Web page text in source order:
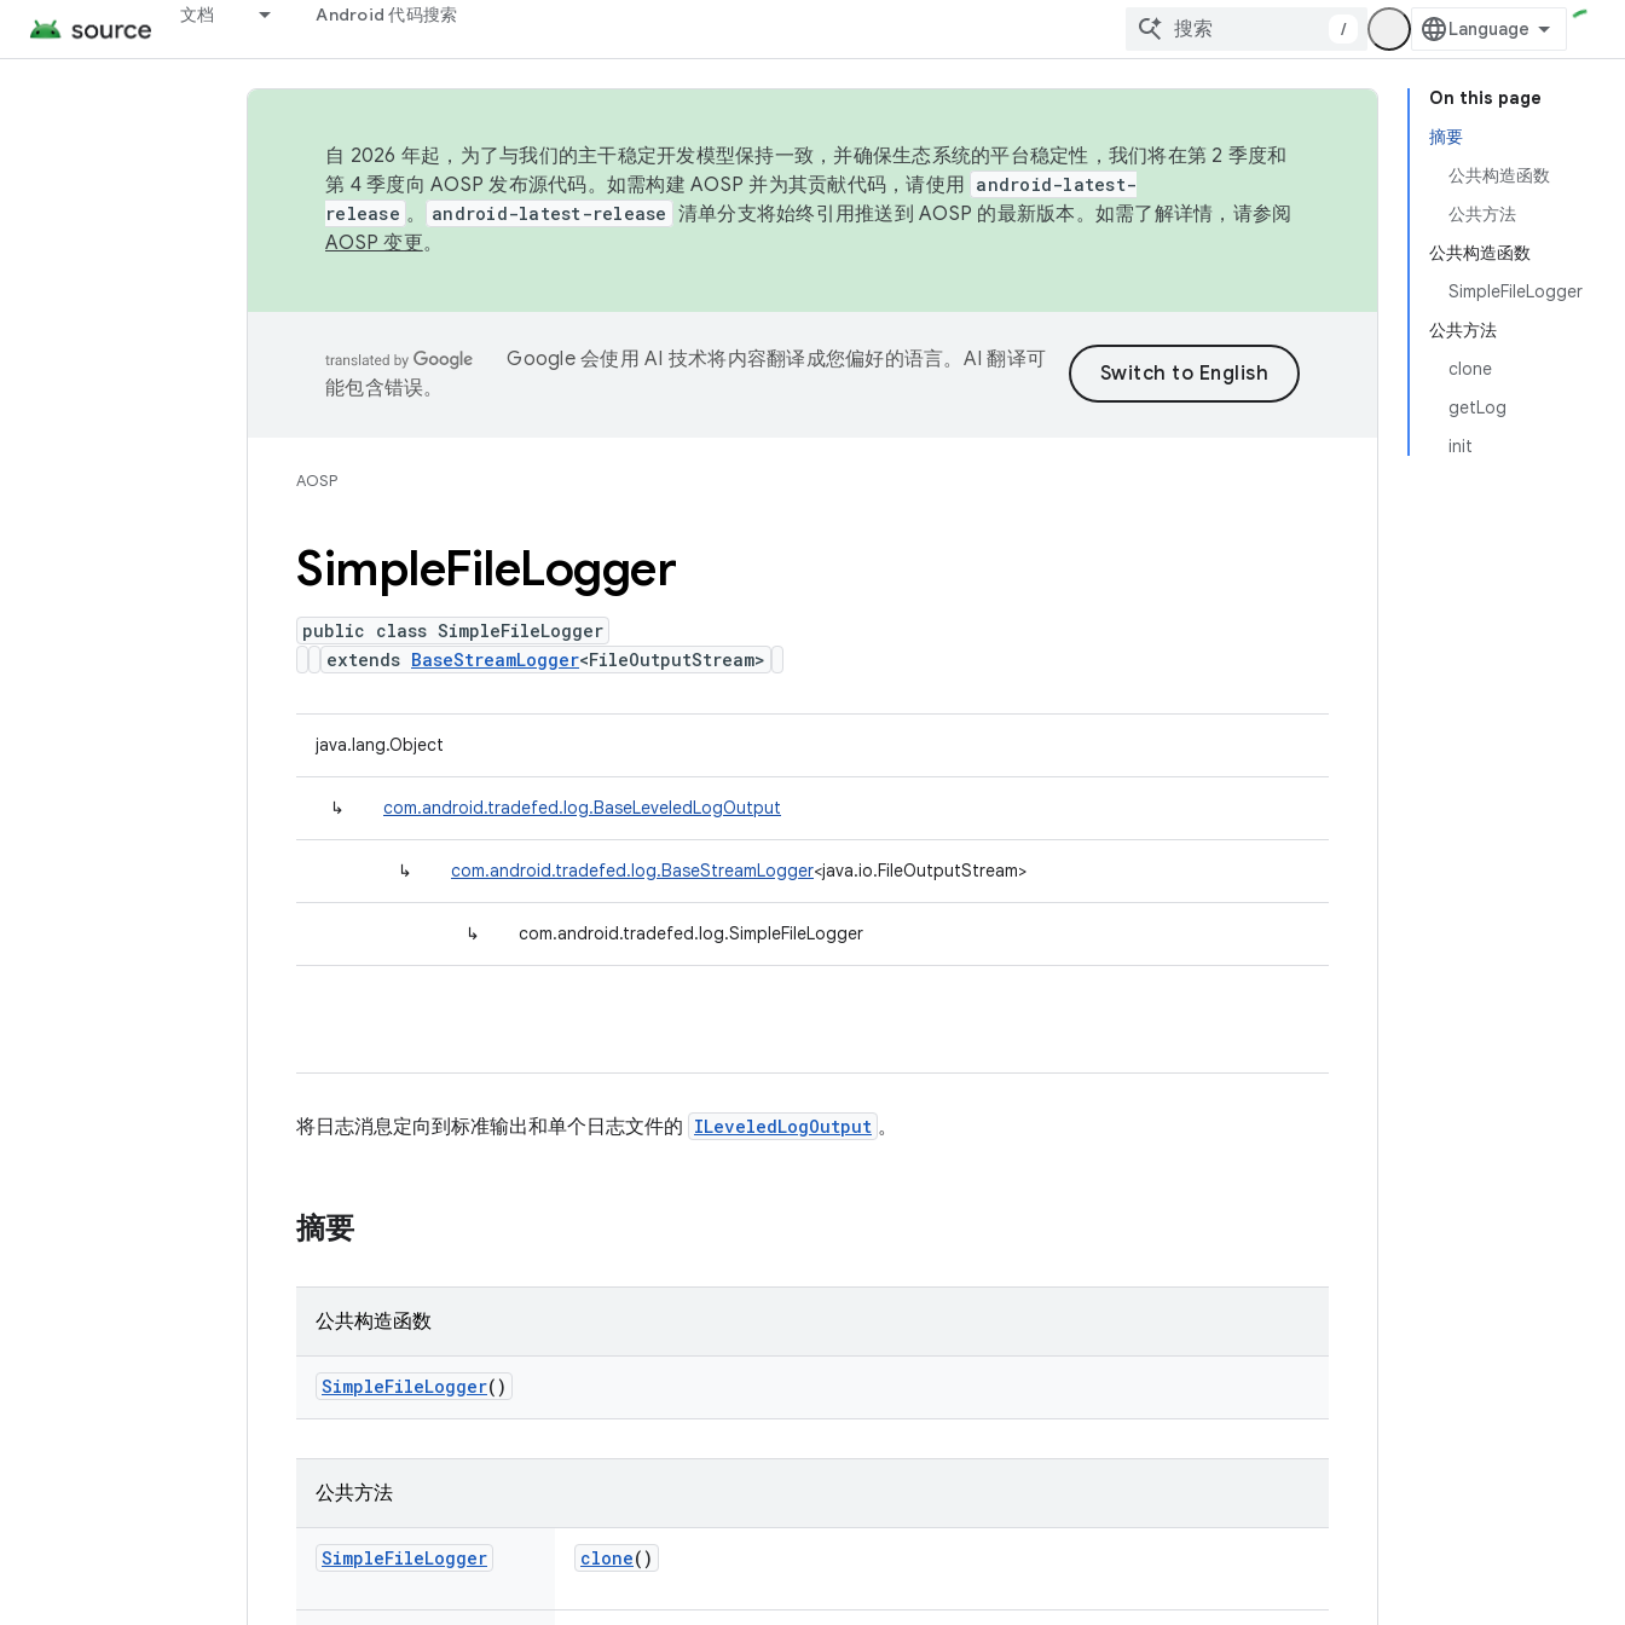
文档 Android 代码搜索
/
On this page
摘要
公共构造函数
公共方法
公共构造函数
SimpleFileLogger
公共方法
clone
getLog
init
自 2026 年起，为了与我们的主干稳定开发模型保持一致，并确保生态系统的平台稳定性，我们将在第 2 季度和
第 4 季度向 AOSP 发布源代码。如需构建 AOSP 并为其贡献代码，请使用 android-latest-
release 。 android-latest-release 清单分支将始终引用推送到 AOSP 的最新版本。如需了解详情，请参阅
AOSP 变更。
Google 会使用 AI 技术将内容翻译成您偏好的语言。AI 翻译可
能包含错误。
AOSP
SimpleFileLogger
public class SimpleFileLogger
extends BaseStreamLogger<FileOutputStream>
java.lang.Object
↳ com.android.tradefed.log.BaseLeveledLogOutput
↳ com.android.tradefed.log.BaseStreamLogger<java.io.FileOutputStream>
↳ com.android.tradefed.log.SimpleFileLogger
将日志消息定向到标准输出和单个日志文件的 ILeveledLogOutput 。
摘要
公共构造函数
SimpleFileLogger()
公共方法
SimpleFileLogger clone()